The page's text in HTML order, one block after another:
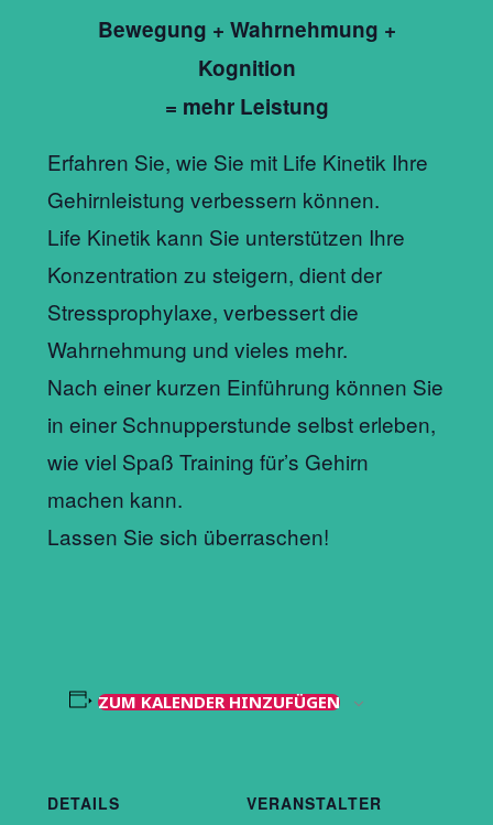
Bewegung + Wahrnehmung +
Kognition
= mehr Leistung
Erfahren Sie, wie Sie mit Life Kinetik Ihre
Gehirnleistung verbessern können.
Life Kinetik kann Sie unterstützen Ihre
Konzentration zu steigern, dient der
Stressprophylaxe, verbessert die
Wahrnehmung und vieles mehr.
Nach einer kurzen Einführung können Sie
in einer Schnupperstunde selbst erleben,
wie viel Spaß Training für’s Gehirn
machen kann.
Lassen Sie sich überraschen!
ZUM KALENDER HINZUFÜGEN
DETAILS VERANSTALTER